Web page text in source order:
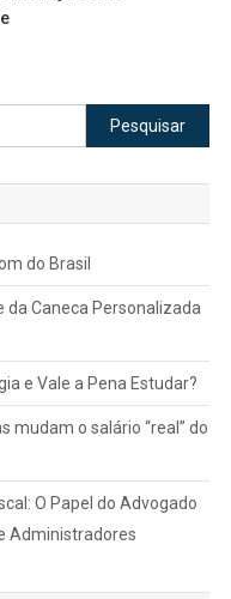
Pesquisar
por:
do Brasil
da Caneca Personalizada
e Vale a Pena Estudar?
mudam o salário “real” do
O Papel do Advogado
Administradores